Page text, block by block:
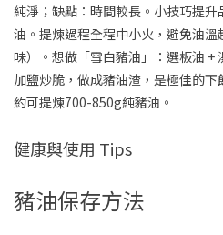
純淨；缺點：時間較長。小技巧提
油。提煉過程全程中小火，避免油
味）。想做「雪白豬油」：選板油 +
加鹽炒脆，做成豬油渣，是極佳的
約可提煉700-850g純豬油。
健康與使用 Tips
豬油保存方法